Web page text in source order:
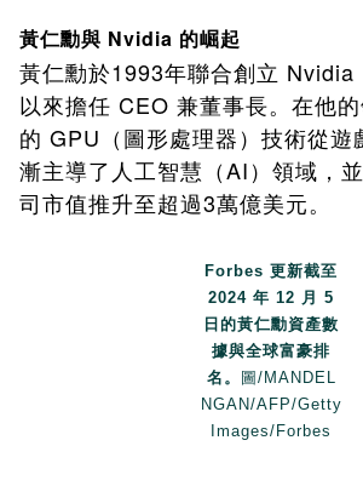
黃仁勳與 Nvidia 的崛起
黃仁勳於1993年聯合創立 Nvidia
以來擔任 CEO 兼董事長。在他的
的 GPU （圖形處理器）技術從
漸主導了人工智慧（ AI ）領域，
司市值推升至超過3萬億美元。
Forbes 更新截至
2024 年 12 月 5
日的黃仁勳資產數
據與全球富豪排
名。
圖/MANDEL
NGAN/AFP/Getty
Images/Forbes